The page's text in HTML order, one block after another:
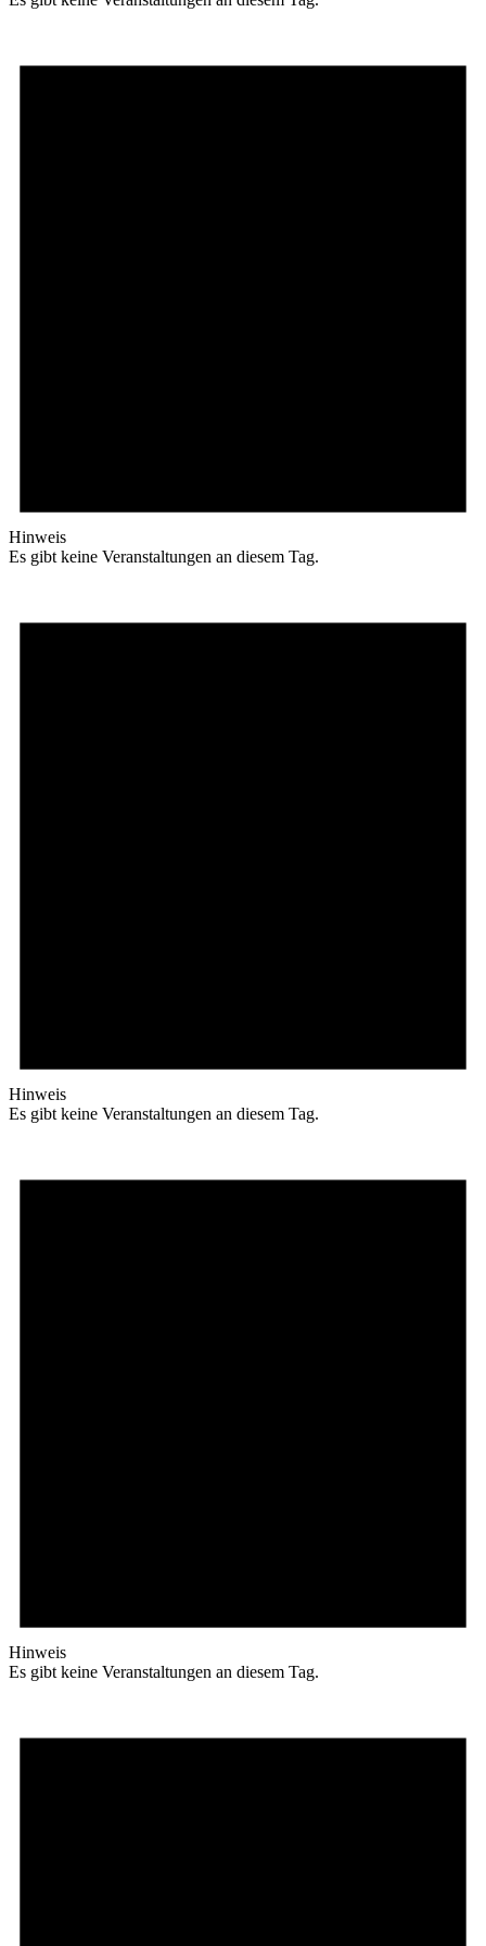
Hinweis
Es gibt keine Veranstaltungen an diesem Tag.
Hinweis
Es gibt keine Veranstaltungen an diesem Tag.
Hinweis
Es gibt keine Veranstaltungen an diesem Tag.